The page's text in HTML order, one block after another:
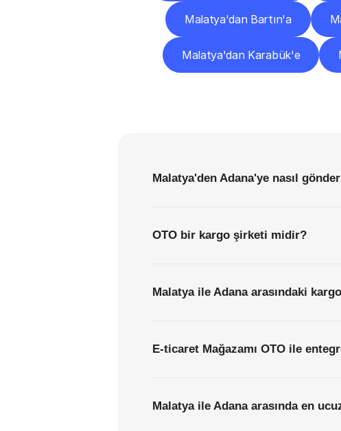
Malatya'dan Bartın'a
Malatya'dan Karabük'e
Malatya'den Adana'ye nasıl
OTO bir kargo şirketi midir?
Malatya ile Adana arasındaki
E-ticaret Mağazamı OTO ile
Malatya ile Adana arasında en